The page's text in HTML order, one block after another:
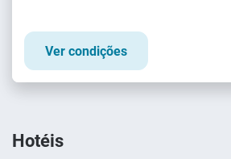
Ver condições
Hotéis